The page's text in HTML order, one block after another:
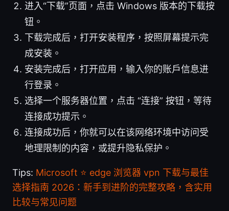
进入“下载”页面，点击 Windows 版本的下载按
钮。
下载完成后，打开安装程序，按照屏幕提示完
成安装。
安装完成后，打开应用，输入你的账户信息进
行登录。
选择一个服务器位置，点击 “连接” 按钮，等待
连接成功提示。
连接成功后，你就可以在该网络环境中访问受
地理限制的内容，或提升隐私保护。
Tips: Microsoft ⭐ edge 浏览器 vpn 下载与最佳
选择指南 2026：新手到进阶的完整攻略，含实用
比较与常见问题